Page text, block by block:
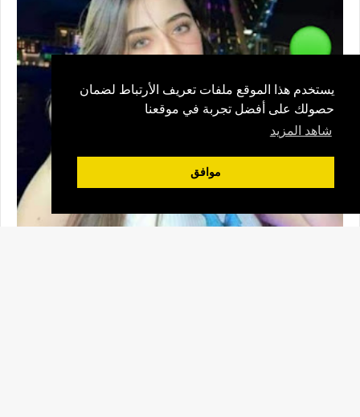
يستخدم هذا الموقع ملفات تعريف الأرتباط لضمان
حصولك على أفضل تجربة في موقعنا
شاهد المزيد
موافق